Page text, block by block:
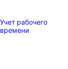
Учет рабочего
времени